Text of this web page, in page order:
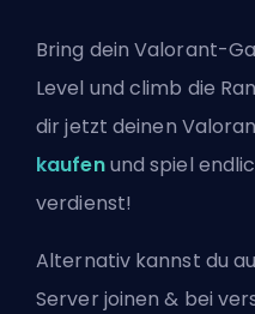
Bring dein Valorant-
Level und climb die
dir jetzt deinen
kaufenund spiel
verdienst!
Alternativ kannst du
Server joinen & bei